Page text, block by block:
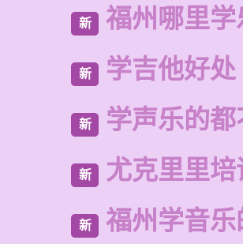
新 福州哪里
新 学吉他好处
新 学声乐的
新 尤克里里
新 福州学音